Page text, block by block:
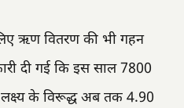
ऋण वितरण की भी गहन
दी गई कि इस साल 7800
के विरूद्ध अब तक 4.90